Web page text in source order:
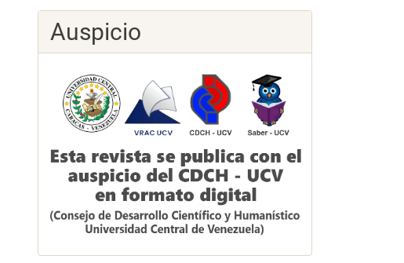
Auspicio